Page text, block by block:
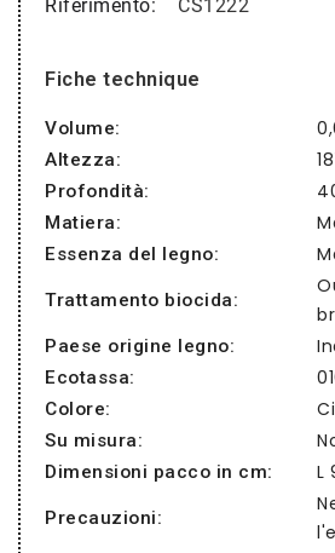
Riferimento
CS1222
Fiche technique
Volume:
Altezza:
Profondità:
Matiera:
Essenza del legno:
Trattamento biocida:
Paese origine legno:
Ecotassa:
Colore:
Su misura:
Dimensioni pacco in cm: L
Precauzioni: